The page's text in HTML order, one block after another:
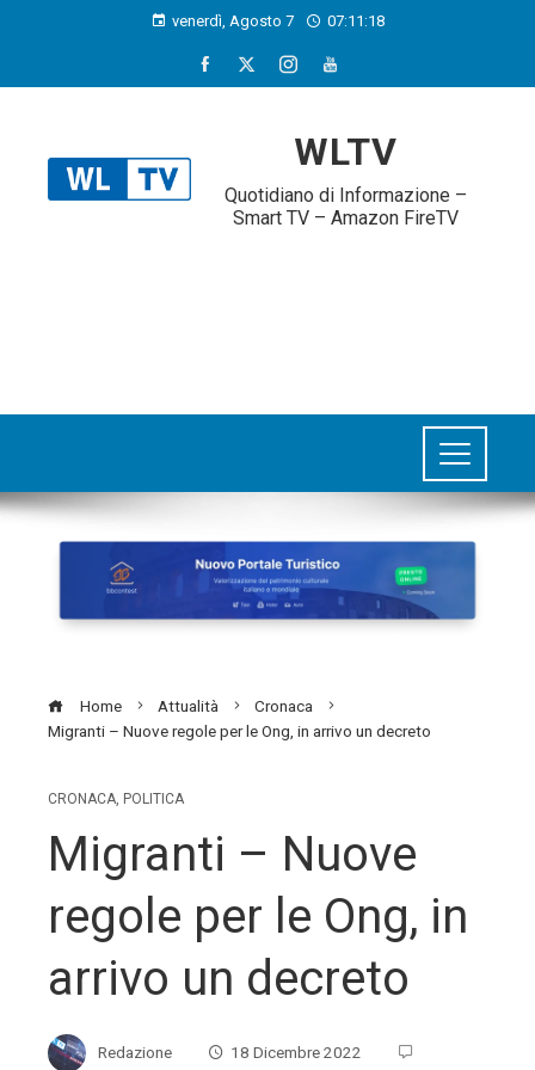
venerdì, Agosto 7 07:11:19
WLTV
Quotidiano di Informazione –
Smart TV – Amazon FireTV
Home Attualità
Cronaca
Migranti – Nuove regole per le Ong, in arrivo un decreto
CRONACA, POLITICA
Migranti – Nuove
regole per le Ong, in
arrivo un decreto
Redazione
18 Dicembre 2022